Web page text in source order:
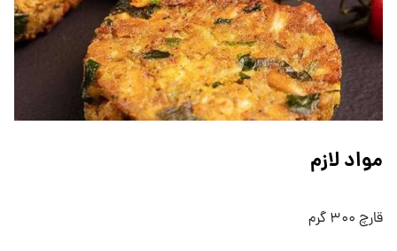
مواد لازم
قارچ ۳۰۰ گرم